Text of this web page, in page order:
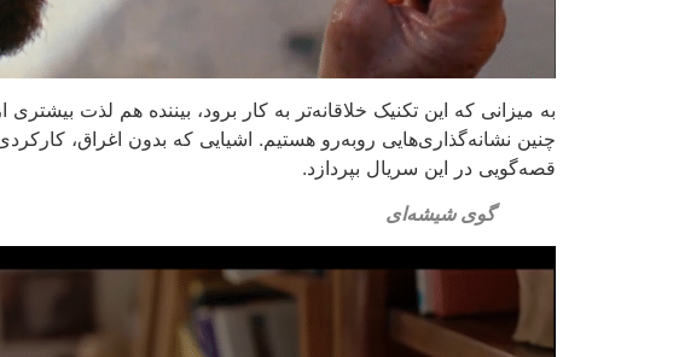
به میزانی که این تکنیک خلاقانه‌تر به کار برود، بیننده هم لذت
چنین نشانه‌گذاری‌هایی روبه‌رو هستیم. اشیایی که بدون اغراق،
قصه‌گویی در این سریال بپردازد.
گوی شیشه‌ای